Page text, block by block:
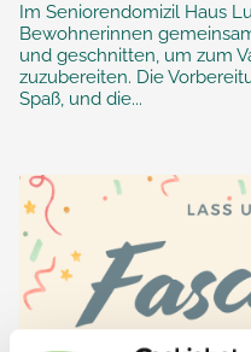
Im Seniorendomizil Haus
Bewohnerinnen
und geschnitten, um zum
zuzubereiten. Die
Spaß, und die...